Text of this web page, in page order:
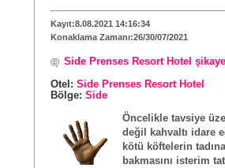
Kayıt:8.08.2021 14:16:34
Konaklama Zamanı:26/30/07/2021
Side Prenses Resort Hotel
Otel: Side Prenses Resort Hotel
Bölge: Side
Öncelikle tavsiye
değil kahvaltı idare
kötü köftelerin
bakmasını isterim